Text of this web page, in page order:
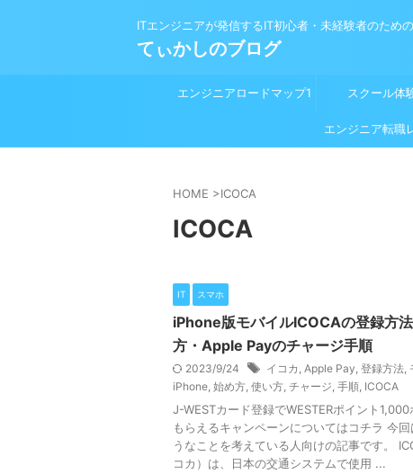
ITエンジニアが発信するIT初心者・未経験者のため
てぃかしのブログ
エンジニアロードマップ1 スクール体
エンジニア転職
HOME >ICOCA
ICOCA
IT スマホ
iPhone版モバイルICOCAの登録方
方・Apple Payのチャージ手順
2023/9/24 イコカ , Apple Pay, 登録方法,
iPhone, 始め方, 使い方, チャージ, 手順, ICOCA
J-WESTカード登録でWESTERポイント1,000
もらえるキャンペーンについてはコチラ 今回
うなことを考えている人向けの記事です。
コカ）は、日本の交通システムで使用 ...